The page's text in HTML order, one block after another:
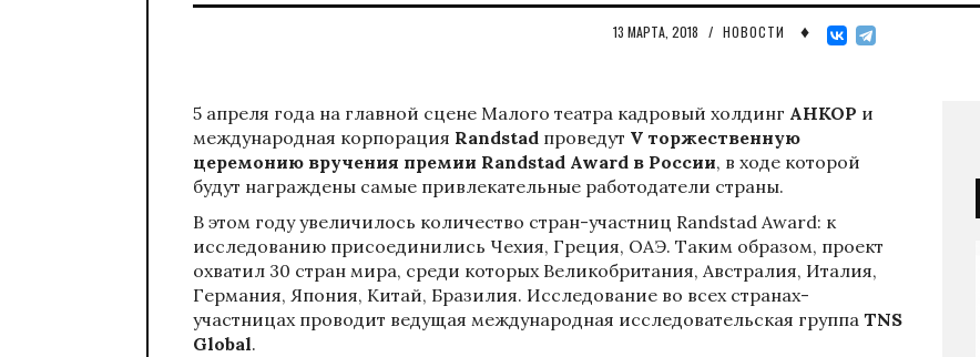
13 МАРТА, 2018 / НОВОСТИ ♦
5 апреля года на главной сцене Малого театра кадровый холдинг АНКОР и
международная корпорация Randstad проведут V торжественную
церемонию вручения премии Randstad Award в России, в ходе которой
будут награждены самые привлекательные работодатели страны.
В этом году увеличилось количество стран-участниц Randstad Award: к
исследованию присоединились Чехия, Греция, ОАЭ. Таким образом, проект
охватил 30 стран мира, среди которых Великобритания, Австралия, Италия,
Германия, Япония, Китай, Бразилия. Исследование во всех странах-
участницах проводит ведущая международная исследовательская группа TNS
Global.